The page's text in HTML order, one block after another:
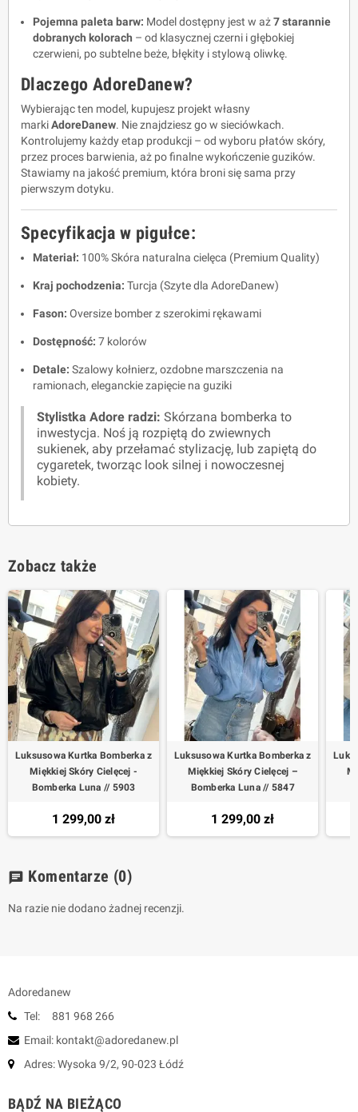
Pojemna paleta barw: Model dostępny jest w aż7 starannie
dobranych kolorach – od klasycznej czerni i głębokiej
czerwieni, po subtelne beże, błękity i stylową oliwkę.
Dlaczego AdoreDanew?
Wybierając ten model, kupujesz projekt własny
markiAdoreDanew. Nie znajdziesz go w sieciówkach.
Kontrolujemy każdy etap produkcji – od wyboru płatów skóry,
przez proces barwienia, aż po finalne wykończenie guzików.
Stawiamy na jakość premium, która broni się sama przy
pierwszym dotyku.
Specyfikacja w pigułce:
Materiał: 100% Skóra naturalna cielęca (Premium Quality)
Kraj pochodzenia: Turcja (Szyte dla AdoreDanew)
Fason: Oversize bomber z szerokimi rękawami
Dostępność: 7 kolorów
Detale: Szalowy kołnierz, ozdobne marszczenia na
ramionach, eleganckie zapięcie na guziki
Stylistka Adore radzi: Skórzana bomberka to
inwestycja. Noś ją rozpiętą do zwiewnych
sukienek, aby przełamać stylizację, lub zapiętą do
cygaretek, tworząc look silnej i nowoczesnej
kobiety.
Zobacz także
Luksusowa Kurtka Bomberka z
Miękkiej Skóry Cielęcej -
Bomberka Luna // 5903
1 299,00 zł
Luksusowa Kurtka Bomberka z
Miękkiej Skóry Cielęcej –
Bomberka Luna // 5847
1 299,00 zł
chat Komentarze (0)
Na razie nie dodano żadnej recenzji.
Adoredanew
Tel: 881 968 266
Email: kontakt@adoredanew.pl
Adres: Wysoka 9/2, 90-023 Łódź
BĄDŹ NA BIEŻĄCO